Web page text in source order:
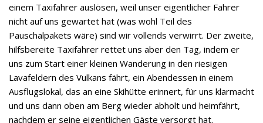
einem Taxifahrer auslösen, weil unser eigentlicher Fahrer
nicht auf uns gewartet hat (was wohl Teil des
Pauschalpakets wäre) sind wir vollends verwirrt. Der zweite,
hilfsbereite Taxifahrer rettet uns aber den Tag, indem er
uns zum Start einer kleinen Wanderung in den riesigen
Lavafeldern des Vulkans fährt, ein Abendessen in einem
Ausflugslokal, das an eine Skihütte erinnert, für uns klarmacht
und uns dann oben am Berg wieder abholt und heimfährt,
nachdem er seine eigentlichen Gäste versorgt hat.